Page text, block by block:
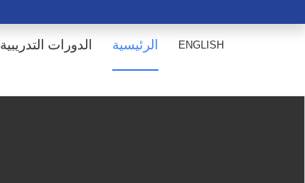
الدورات التدريبية الرئيسية ENGLISH